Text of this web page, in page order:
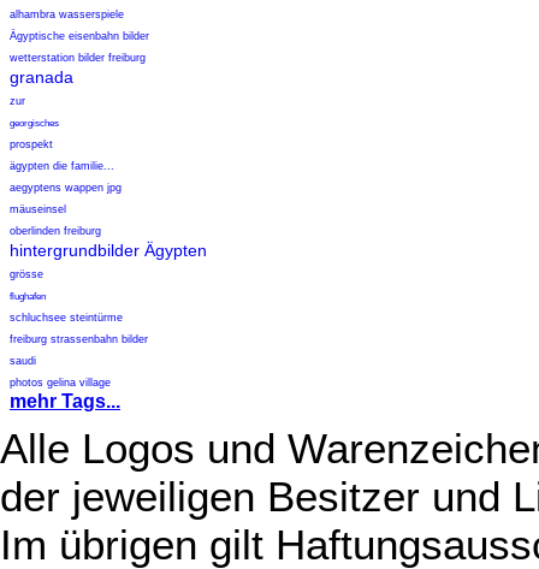
alhambra wasserspiele
Ägyptische eisenbahn bilder
wetterstation bilder freiburg
granada
zur
georgisches
prospekt
ägypten die familie...
aegyptens wappen jpg
mäuseinsel
oberlinden freiburg
hintergrundbilder Ägypten
grösse
flughafen
schluchsee steintürme
freiburg strassenbahn bilder
saudi
photos gelina village
mehr Tags...
Alle Logos und
der jeweiligen Besitzer und
Im übrigen gilt